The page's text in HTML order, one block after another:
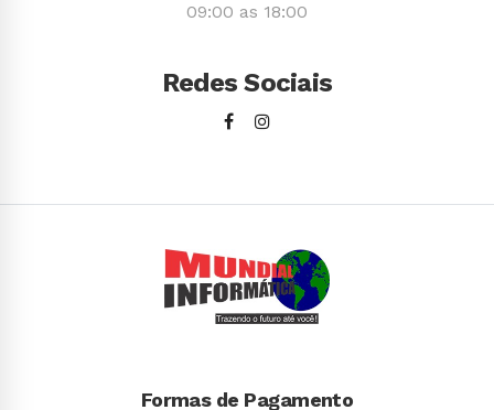
09:00 as 18:00
Redes Sociais
Formas de Pagamento